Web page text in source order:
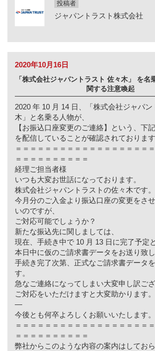
投稿者
ジャパントラスト株式会社
2020年10月16日
「株式会社ジャパントラスト 佐々木」 を名
関する注意喚起
2020 年 10 月 14 日、「株式会社ジャパン
木」と名乗る人物が、
【お振込口座変更のご連絡】という、下
を配信していることが確認されております
＝＝＝＝＝＝＝＝＝＝＝＝＝＝＝＝＝＝
＝＝＝＝＝＝＝＝＝＝
経理ご担当者様
いつも大変お世話になっております。
株式会社ジャパントラストの佐々木です。
今月分のご入金より振込口座の変更をさ
いのですが、
ご対応可能でしょうか？
新たな振込先に関しましては、
現在、手続き中で 10 月 13 日に完了予定
本日中に仮のご請求書データをお送り致
手続き完了次第、正式なご請求書データ
す。
急なご連絡になってしまい大変申し訳ござ
ご対応をいただけますと大変助かります。
—
今後とも何卒よろしくお願いいたします。
＝＝＝＝＝＝＝＝＝＝＝＝＝＝＝＝＝＝
＝＝＝＝＝＝＝＝＝＝
弊社からこのような内容の案内はしてお